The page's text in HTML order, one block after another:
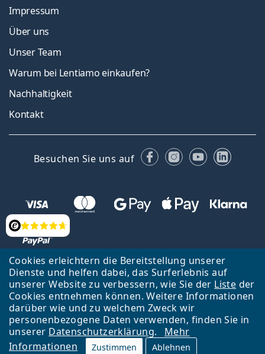
Cookies erleichtern die Bereitstellung unserer
Dienste und helfen dabei, das Surferlebnis auf
unserer Website zu verbessern, wie Sie der Liste der
Cookies entnehmen können. Weitere Informationen
darüber wie und zu welchem Zweck wir
personenbezogene Daten verwenden, finden Sie in
unserer Datenschutzerklärung.
Mehr
Informationen
Zustimmen Ablehnen
Bewertung
Impressum
Über uns
Unser Team
Warum bei Lentiamo einkaufen?
Nachhaltigkeit
Kontakt
Besuchen Sie uns auf FacebookInstagram
YouTube
Zurück zur Hauptseite Nach oben
Français
Lentiamo s.r.o., Tschechien ist Eigentümer und Betreiber des Online-
Shops Lentiamo.ch
Seit 18 Jahren sind wir für Sie da.